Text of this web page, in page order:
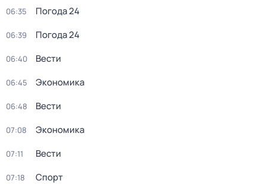
06:35 Погода 24
06:39 Погода 24
06:40 Вести
06:45 Экономика
06:48 Вести
07:08 Экономика
07:11 Вести
07:18 Спорт